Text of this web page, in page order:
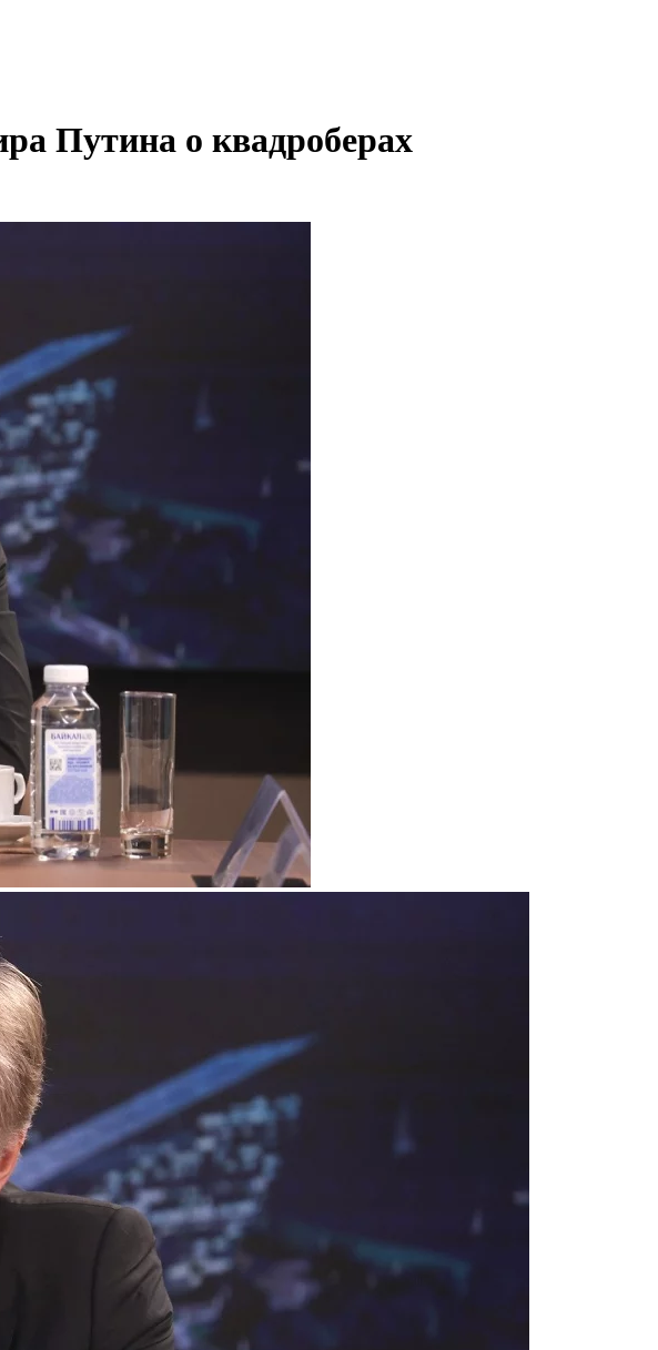
Путина о квадроберах